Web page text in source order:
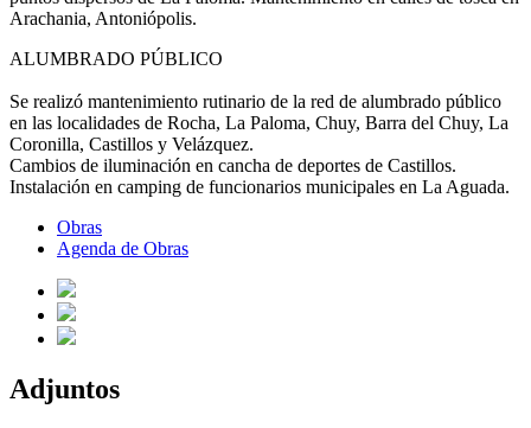
Arachania, Antoniópolis.
ALUMBRADO PÚBLICO
Se realizó mantenimiento rutinario de la red de alumbrado público
en las localidades de Rocha, La Paloma, Chuy, Barra del Chuy, La
Coronilla, Castillos y Velázquez.
Cambios de iluminación en cancha de deportes de Castillos.
Instalación en camping de funcionarios municipales en La Aguada.
Obras
Agenda de Obras
Adjuntos